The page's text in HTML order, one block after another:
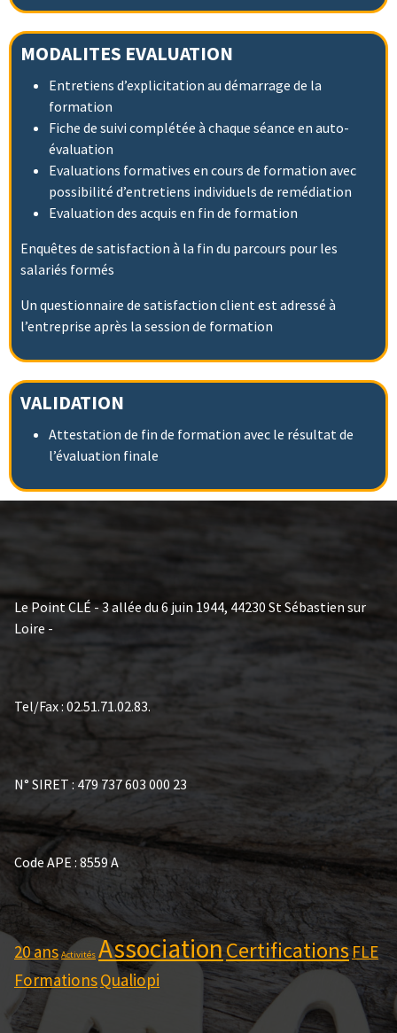
MODALITES EVALUATION
Entretiens d’explicitation au démarrage de la
formation
Fiche de suivi complétée à chaque séance en auto-
évaluation
Evaluations formatives en cours de formation avec
possibilité d’entretiens individuels de remédiation
Evaluation des acquis en fin de formation
Enquêtes de satisfaction à la fin du parcours pour les
salariés formés
Un questionnaire de satisfaction client est adressé à
l’entreprise après la session de formation
VALIDATION
Attestation de fin de formation avec le résultat de
l’évaluation finale
Le Point CLÉ - 3 allée du 6 juin 1944, 44230 St Sébastien sur
Loire -
Tel/Fax : 02.51.71.02.83.
N° SIRET : 479 737 603 000 23
Code APE : 8559 A
20 ans Activités AssociationCertificationsFLE
FormationsQualiopi